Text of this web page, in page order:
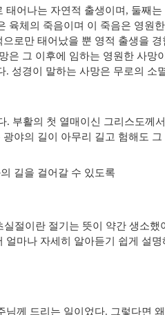
태어나는 자연적 출생이며 , 둘째는
육체의 죽음이며 이 죽음은 영원
으로만 태어났을 뿐 영적 출생을
은 그 이후에 임하는 영원한 사망
. 성경이 말하는 사망은 무로의 소
. 부활의 첫 열매이신 그리스도께
야의 길이 아무리 길고 험해도
길을 걸어갈 수 있도록
절이란 절기는 뜻이 약간 생소했
얼마나 자세히 알아듣기 쉽게 설
님께 드리는 일이었다. 그렇다면